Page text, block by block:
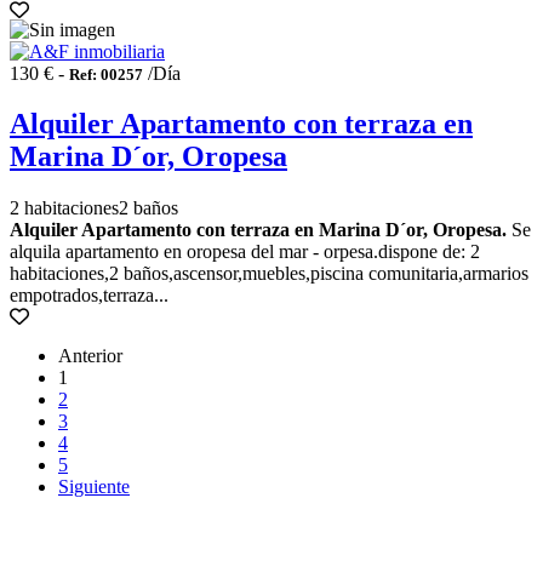
130 € - Ref: 00257 /Día
Alquiler Apartamento con terraza en
Marina D´or, Oropesa
2 habitaciones2 baños
Alquiler Apartamento con terraza en Marina D´or, Oropesa. Se
alquila apartamento en oropesa del mar - orpesa.dispone de: 2
habitaciones,2 baños,ascensor,muebles,piscina comunitaria,armarios
empotrados,terraza...
Anterior
1
2
3
4
5
Siguiente